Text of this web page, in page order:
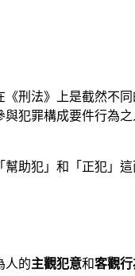
《刑法》上是截然不
犯罪構成要件行為
助犯」和「正犯」
人的主觀犯意和客觀行